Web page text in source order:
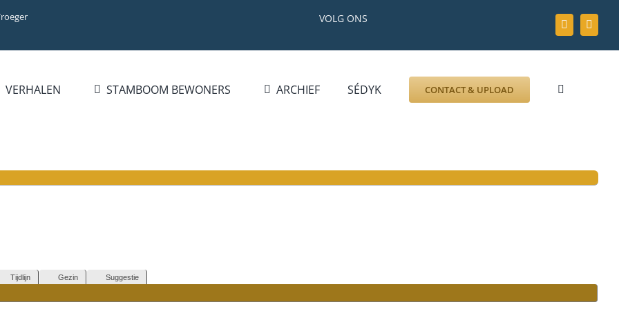
VOLG ONS
VERHALEN STAMBOOM BEWONERS ARCHIEF SÉDYK CONTACT & UPLOAD
Tijdlijn Gezin Suggestie